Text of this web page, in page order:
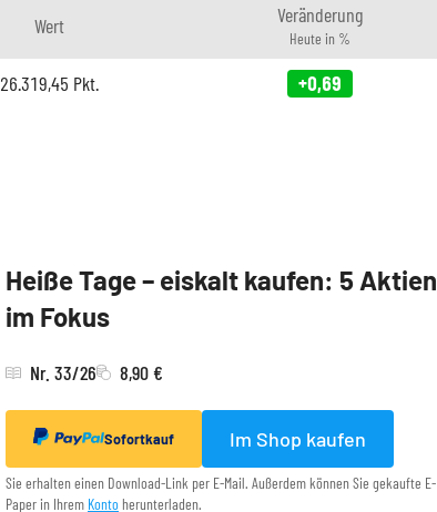
Wert Veränderung
Heute in %
26.319,45 Pkt. +0,69
Heiße Tage – eiskalt kaufen: 5 Aktien
im Fokus
Nr. 33/26 8,90 €
Sofortkauf Im Shop kaufen
Sie erhalten einen Download-Link per E-Mail. Außerdem können Sie gekaufte E-
Paper in Ihrem Konto herunterladen.